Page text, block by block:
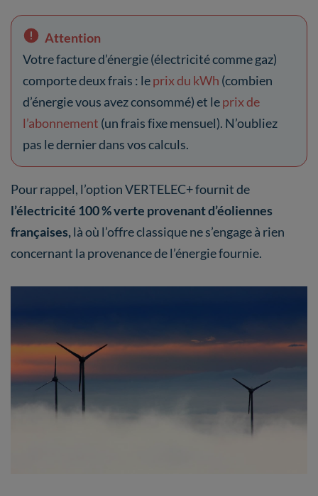
Attention
Votre facture d’énergie (électricité comme gaz)
comporte deux frais : leprix du kWh (combien
d’énergie vous avez consommé) et leprix de
l’abonnement (un frais fixe mensuel). N’oubliez
pas le dernier dans vos calculs.
Pour rappel, l’option VERTELEC+ fournit de
l’électricité 100 % verte provenant d’éoliennes
françaises, là où l’offre classique ne s’engage à rien
concernant la provenance de l’énergie fournie.